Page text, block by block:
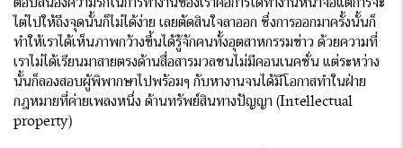
ไต่ไปให้ถึงจุดนั้นก็ไม่ได้ง่าย เลยตัดสินใจลาออก ซึ่งการออกมาครั้งนั้นก็
ทำให้เราได้เห็นภาพกว้างขึ้นได้รู้จักคนทั้งอุตสาหกรรมข่าว ด้วยความที่
เราไม่ได้เรียนมาสายตรงด้านสื่อสารมวลชนไม่มีคอนเนคชั่น แต่ระหว่าง
นั้นก็ลองสอบผู้พิพากษาไปพร้อมๆ กับหางานจนได้มีโอกาสทำในฝ่าย
กฎหมายที่ค่ายเพลงหนึ่ง ด้านทรัพย์สินทางปัญญา (Intellectual
property)